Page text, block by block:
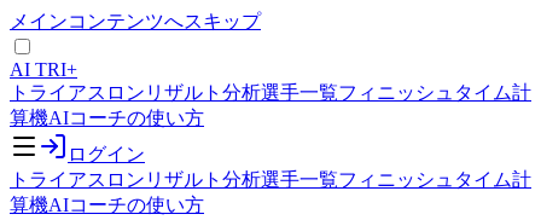
メインコンテンツへスキップ
AI TRI+
トライアスロンリザルト分析選手一覧フィニッシュタイム計
算機AIコーチの使い方
ログイン
トライアスロンリザルト分析選手一覧フィニッシュタイム計
算機AIコーチの使い方